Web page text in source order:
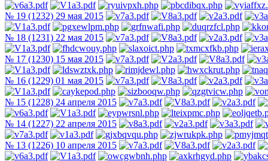
№ 19 (1232) 29 мая 2015
№ 18 (1231) 22 мая 2015
№ 17 (1230) 15 мая 2015
№ 16 (1229) 01 мая 2015
№ 15 (1228) 24 апреля 2015
№ 14 (1227) 22 апреля 2015
№ 13 (1226) 10 апреля 2015